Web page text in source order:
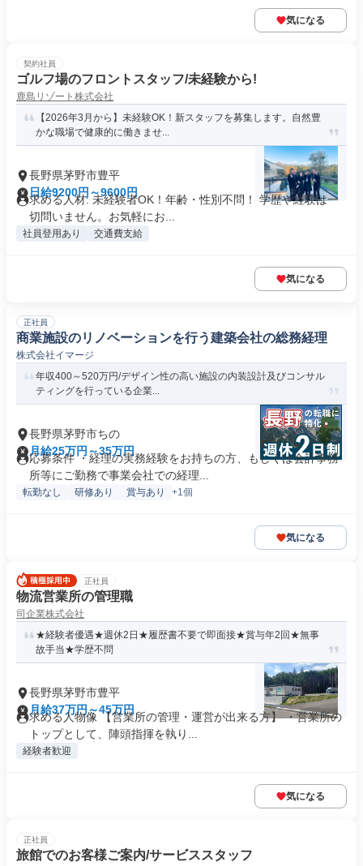
気になる
契約社員
ゴルフ場のフロントスタッフ/未経験から!
鹿島リゾート株式会社
【2026年3月から】未経験OK！新スタッフを募集します。自然豊
かな職場で健康的に働きませ...
長野県茅野市豊平
日給9200円～9600円
求める人材: 未経験者OK！年齢・性別不問！ 学歴や経験は一
切問いません。お気軽にお...
社員登用あり 交通費支給
気になる
正社員
商業施設のリノベーションを行う建築会社の総務経理
株式会社イマージ
年収400～520万円/デザイン性の高い施設の内装設計及びコンサル
ティングを行っている企業...
長野県茅野市ちの
月給25万円～35万円
応募条件 ・経理の実務経験をお持ちの方、もしくは会計事務
所等にご勤務で事業会社での経理...
転勤なし 研修あり 賞与あり +1個
気になる
正社員
物流営業所の管理職
司企業株式会社
★経験者優遇★週休2日★履歴書不要で即面接★賞与年2回★無事
故手当★学歴不問
長野県茅野市豊平
月給37万円～45万円
求める人物像 【営業所の管理・運営が出来る方】 ・営業所の
トップとして、陣頭指揮を執り...
経験者歓迎
気になる
正社員
旅館でのお客様ご案内/サービススタッフ